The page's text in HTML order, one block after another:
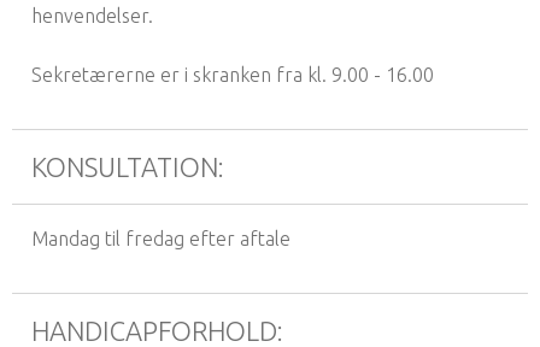
henvendelser.
Sekretærerne er i skranken fra kl. 9.00 - 16.00
KONSULTATION:
Mandag til fredag efter aftale
HANDICAPFORHOLD: